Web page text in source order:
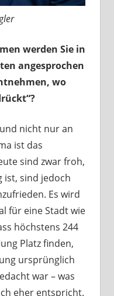
werden Sie in
angesprochen
wo
nicht nur an
ist das
sind zwar froh,
ist, sind jedoch
Es wird
für eine Stadt wie
höchstens 244
Platz finden,
ursprünglich
war – was
eher entspricht.